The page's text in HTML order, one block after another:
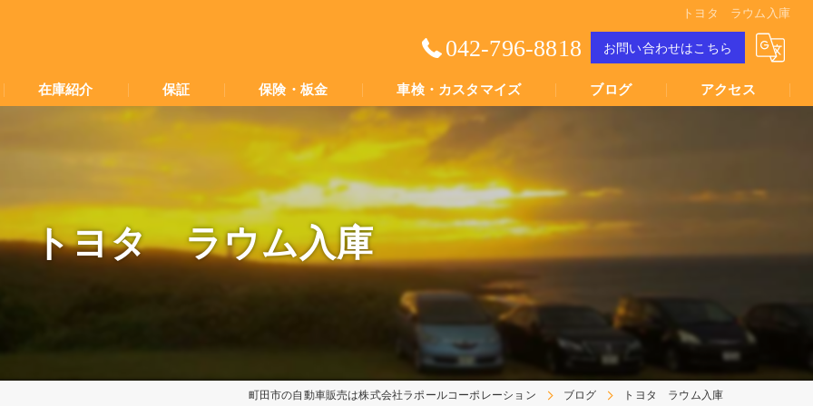
トヨタ ラウム入庫
042-796-8818 お問い合わせはこちら
在庫紹介 保証 保険・板金 車検・カスタマイズ ブログ
Youtube動画
アクセス
トヨタ ラウム入庫
町田市の自動車販売は株式会社ラポールコーポレーション ブログ トヨタ ラウム入庫